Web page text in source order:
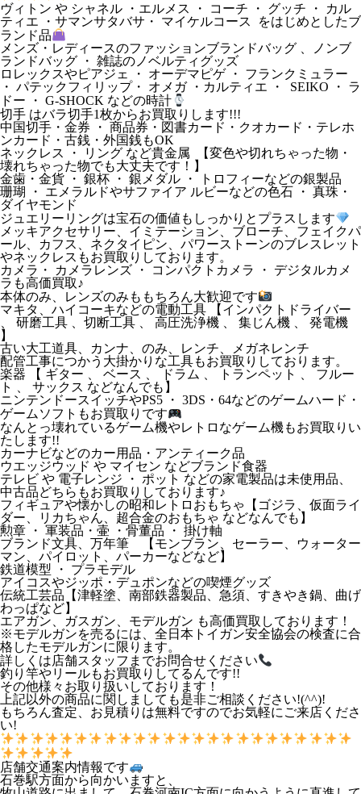
ヴィトン や シャネル ・エルメス ・ コーチ ・ グッチ ・ カル
ティエ ・サマンサタバサ・ マイケルコース をはじめとしたブ
ランド品
メンズ・レディースのファッションブランドバッグ 、ノンブ
ランドバッグ ・ 雑誌のノベルティグッズ
ロレックスやピアジェ ・ オーデマピゲ ・ フランクミュラー
・ パテックフィリップ・ オメガ ・カルティエ ・ SEIKO ・ ラ
ドー ・ G-SHOCK などの時計
切手 はバラ切手1枚からお買取りします!!!
中国切手・金券 ・ 商品券・図書カード・クオカード・テレホ
ンカード・古銭・外国銭もOK
ネックレス ・ リング など貴金属 【変色や切れちゃった物・
壊れちゃった物でも大丈夫です！】
金歯・金貨 ・ 銀杯 ・ 銀メダル ・ トロフィーなどの銀製品
珊瑚 ・ エメラルドやサファイア ルビーなどの色石 ・ 真珠・
ダイヤモンド
ジュエリーリングは宝石の価値もしっかりとプラスします
メッキアクセサリー、イミテーション、ブローチ、フェイクパ
ール、カフス、ネクタイピン、パワーストーンのブレスレット
やネックレスもお買取りしております。
カメラ・ カメラレンズ ・ コンパクトカメラ ・ デジタルカメ
ラも高価買取♪
本体のみ、レンズのみももちろん大歓迎です
マキタ、ハイコーキなどの電動工具 【インパクトドライバー
、 研磨工具 、切断工具 、 高圧洗浄機 、 集じん機 、 発電機
】
古い大工道具、カンナ、のみ、レンチ、メガネレンチ
配管工事につかう大掛かりな工具もお買取りしております。
楽器 【 ギター 、 ベース 、 ドラム 、 トランペット 、 フルー
ト 、 サックス などなんでも】
ニンテンドースイッチやPS5 ・ 3DS・64などのゲームハード・
ゲームソフトもお買取りです
なんとっ壊れているゲーム機やレトロなゲーム機もお買取りい
たします!!
カーナビなどのカー用品・アンティーク品
ウエッジウッド や マイセン などブランド食器
テレビ や 電子レンジ ・ ポット などの家電製品は未使用品、
中古品どちらもお買取りしております♪
フィギュアや懐かしの昭和レトロおもちゃ【ゴジラ、仮面ライ
ダー、リカちゃん、超合金のおもちゃ などなんでも】
勲章 ・ 軍装品・壷 ・骨董品 ・ 掛け軸
ブランド文具、万年筆 【モンブラン、セーラー、ウォーター
マン、パイロット、パーカーなどなど】
鉄道模型 ・ プラモデル
アイコスやジッポ・デュポンなどの喫煙グッズ
伝統工芸品【津軽塗、南部鉄器製品、急須、すきやき鍋、曲げ
わっぱなど】
エアガン、ガスガン、モデルガン も高価買取しております！
※モデルガンを売るには、全日本トイガン安全協会の検査に合
格したモデルガンに限ります。
詳しくは店舗スタッフまでお問合せください
釣り竿やリールもお買取りしてるんです!!
その他様々お取り扱いしております！
上記以外の商品に関しましても是非ご相談ください!(^^)!
もちろん査定、お見積りは無料ですのでお気軽にご来店くださ
い!
店舗交通案内情報です
石巻駅方面から向かいますと、